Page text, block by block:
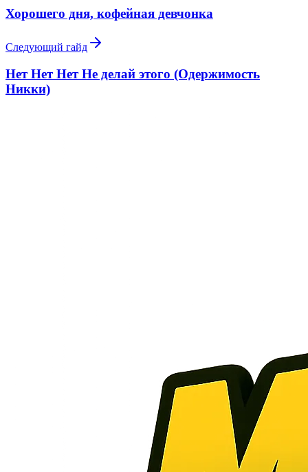
Хорошего дня, кофейная девчонка
Следующий гайд
Нет Нет Нет Не делай этого (Одержимость
Никки)